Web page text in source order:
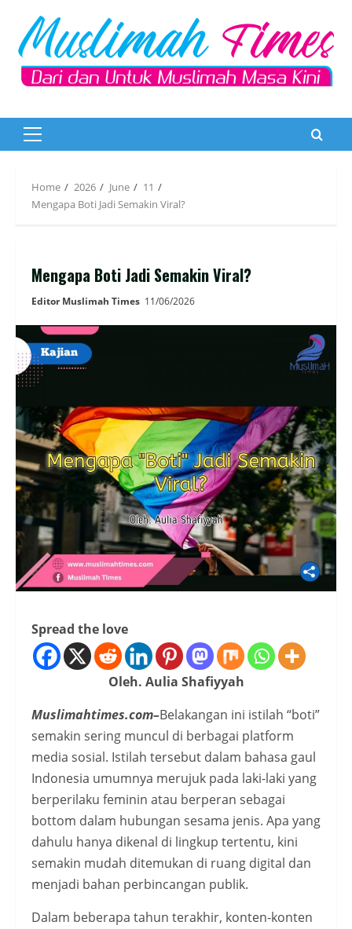
content
Primary
Home 2026 June
11
Mengapa Boti Jadi Semakin Viral?
Mengapa Boti Jadi Semakin Viral?
Editor Muslimah Times 11/06/2026
Spread the love
Oleh. Aulia Shafiyyah
Muslimahtimes.com–Belakangan ini istilah “boti”
semakin sering muncul di berbagai platform
media sosial. Istilah tersebut dalam bahasa gaul
Indonesia umumnya merujuk pada laki-laki yang
berperilaku feminin atau berperan sebagai
bottom dalam hubungan sesama jenis. Apa yang
dahulu hanya dikenal di lingkup tertentu, kini
semakin mudah ditemukan di ruang digital dan
menjadi bahan perbincangan publik.
Dalam beberapa tahun terakhir, konten-konten